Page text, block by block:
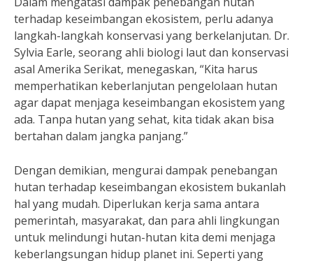
terhadap keseimbangan ekosistem, perlu adanya
langkah-langkah konservasi yang berkelanjutan. Dr.
Sylvia Earle, seorang ahli biologi laut dan konservasi
asal Amerika Serikat, menegaskan, “Kita harus
memperhatikan keberlanjutan pengelolaan hutan
agar dapat menjaga keseimbangan ekosistem yang
ada. Tanpa hutan yang sehat, kita tidak akan bisa
bertahan dalam jangka panjang.”
Dengan demikian, mengurai dampak penebangan
hutan terhadap keseimbangan ekosistem bukanlah
hal yang mudah. Diperlukan kerja sama antara
pemerintah, masyarakat, dan para ahli lingkungan
untuk melindungi hutan-hutan kita demi menjaga
keberlangsungan hidup planet ini. Seperti yang